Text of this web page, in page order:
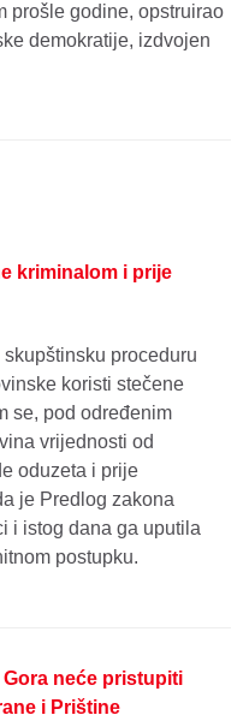
prošle godine, opstruirao
demokratije, izdvojen
kriminalom i prije
proceduru
koristi stečene
se, pod određenim
vrijednosti od
oduzeta i prije
je Predlog zakona
i istog dana ga uputila
postupku.
neće pristupiti
i Prištine